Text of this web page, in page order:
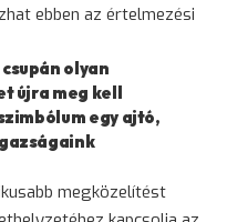
ebben az értelmezési
olyan
újra meg kell
egy ajtó,
megközelítést